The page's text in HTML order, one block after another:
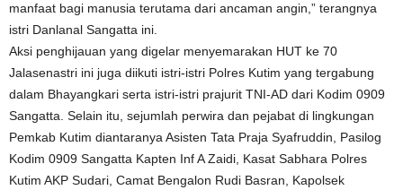
manfaat bagi manusia terutama dari ancaman angin,” terangnya
istri Danlanal Sangatta ini.
Aksi penghijauan yang digelar menyemarakan HUT ke 70
Jalasenastri ini juga diikuti istri-istri Polres Kutim yang tergabung
dalam Bhayangkari serta istri-istri prajurit TNI-AD dari Kodim 0909
Sangatta. Selain itu, sejumlah perwira dan pejabat di lingkungan
Pemkab Kutim diantaranya Asisten Tata Praja Syafruddin, Pasilog
Kodim 0909 Sangatta Kapten Inf A Zaidi, Kasat Sabhara Polres
Kutim AKP Sudari, Camat Bengalon Rudi Basran, Kapolsek